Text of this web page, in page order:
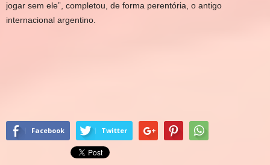
jogar sem ele”, completou, de forma perentória, o antigo
internacional argentino.
Facebook Twitter